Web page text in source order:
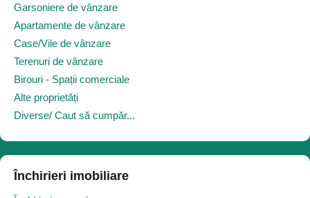
Garsoniere de vânzare
Apartamente de vânzare
Case/Vile de vânzare
Terenuri de vânzare
Birouri - Spații comerciale
Alte proprietăți
Diverse/ Caut să cumpăr...
Închirieri imobiliare